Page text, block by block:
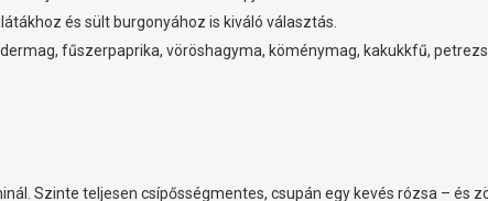
és sült burgonyához is kiváló választás.
fűszerpaprika, vöröshagyma, köménymag, kakukkfű,
Szinte teljesen csípősségmentes, csupán egy kevés rózsa – és